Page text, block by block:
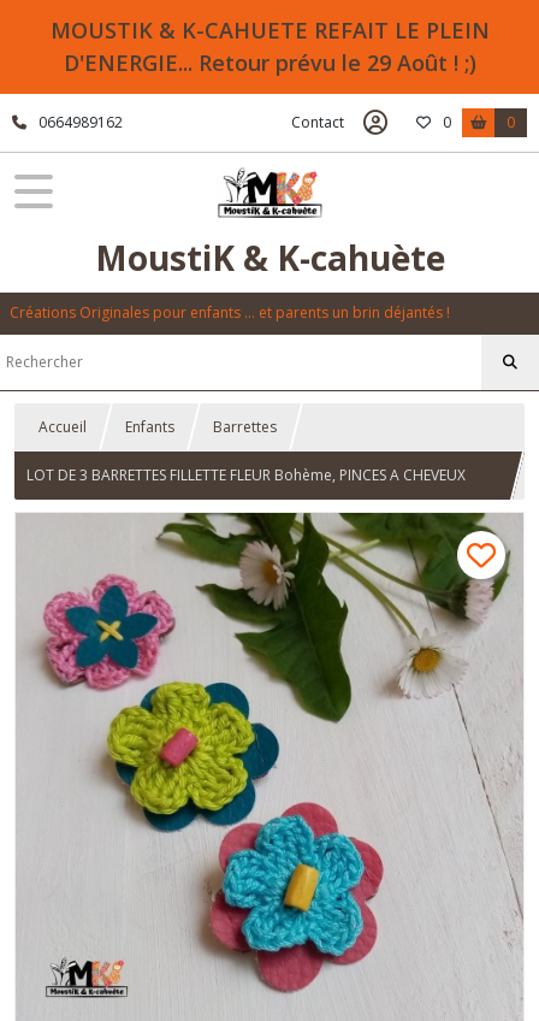
MOUSTIK & K-CAHUETE REFAIT LE PLEIN
D'ENERGIE... Retour prévu le 29 Août ! ;)
0664989162 Contact 0 0
MoustiK & K-cahuète
Créations Originales pour enfants ... et parents un brin déjantés !
Accueil Enfants Barrettes
LOT DE 3 BARRETTES FILLETTE FLEUR Bohème, PINCES A CHEVEUX
ANTI GLISSE - "Flower Power" - Lot n°2 - Fait main